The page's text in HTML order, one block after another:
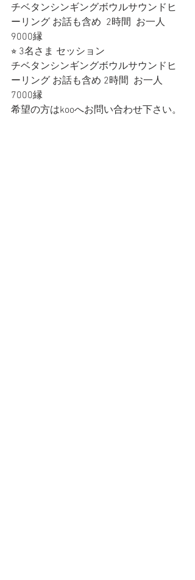
チベタンシンギングボウルサウンドヒ
ーリング お話も含め  2時間  お一人
9000縁
⭐︎ 3名さま セッション
チベタンシンギングボウルサウンドヒ
ーリング お話も含め 2時間  お一人
7000縁
希望の方はkooへお問い合わせ下さい。